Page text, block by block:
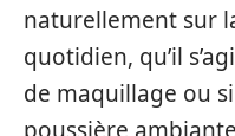
naturellement sur
quotidien, qu’il
de maquillage ou
poussière